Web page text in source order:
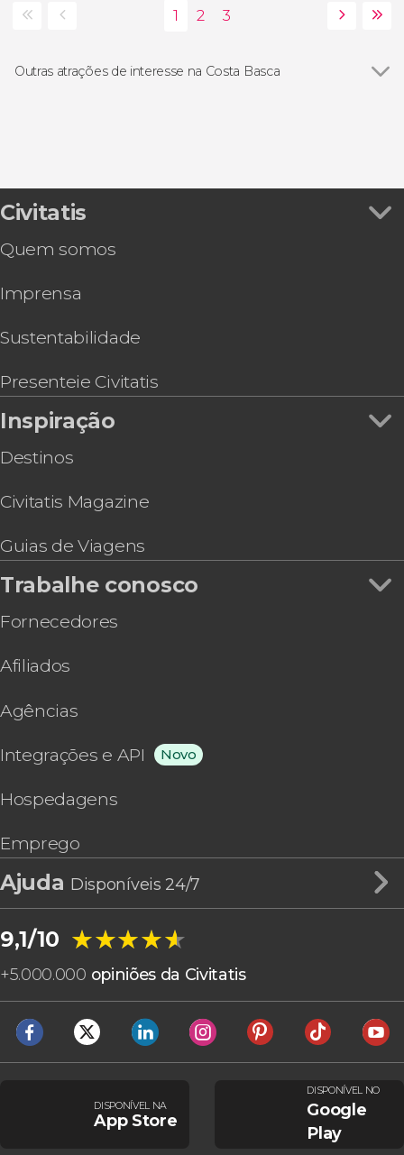
Outras atrações de interesse na Costa Basca
Civitatis
Quem somos
Imprensa
Sustentabilidade
Presenteie Civitatis
Inspiração
Destinos
Civitatis Magazine
Guias de Viagens
Trabalhe conosco
Fornecedores
Afiliados
Agências
Integrações e API Novo
Hospedagens
Emprego
Ajuda Disponíveis 24/7
9,1/10 ★★★★★
★★★★★
+5.000.000 opiniões da Civitatis
DISPONÍVEL NA
App Store
DISPONÍVEL NO
Google
Play